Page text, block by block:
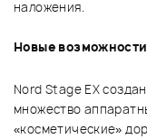
наложения.
Новые
Nord Stage EX
множество
«косметические»